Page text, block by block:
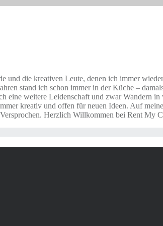
die kreativen Leute, denen ich immer
stand ich schon immer in der Küche –
eine weitere Leidenschaft und zwar Wandern
kreativ und offen für neuen Ideen. Auf
Herzlich Willkommen bei Rent My